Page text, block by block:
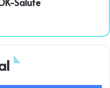
te